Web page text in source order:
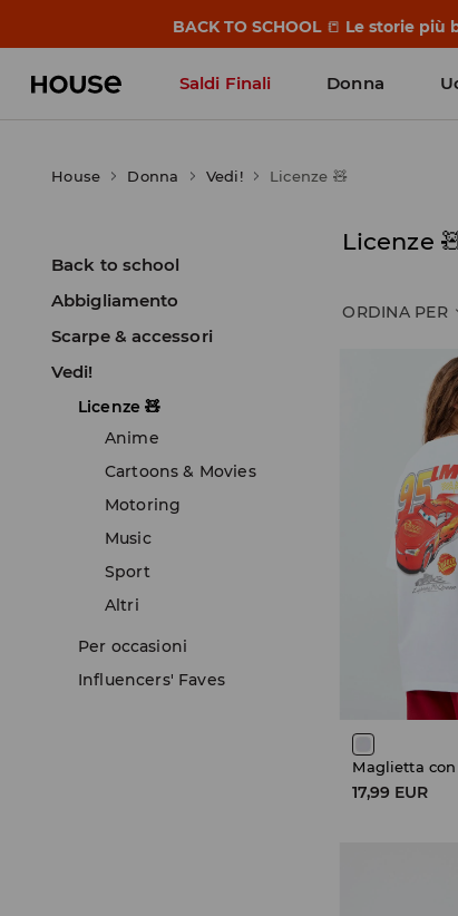
BACK TO SCHOOL 📒 Le storie più
Saldi Finali Donna
House Donna Vedi! Licenze 🧸
Back to school
Abbigliamento
Scarpe & accessori
Vedi!
Licenze 🧸
Anime
Cartoons & Movies
Motoring
Music
Sport
Altri
Per occasioni
Influencers' Faves
Licenze
ORDINA PER
Maglietta
17,99 EUR